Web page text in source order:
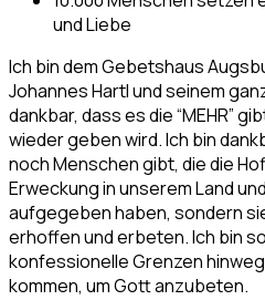
und Liebe
Ich bin dem Gebetshaus
Johannes Hartl und seinem
dankbar, dass es die “MEHR”
wieder geben wird. Ich bin
noch Menschen gibt, die die
Erweckung in unserem Land
aufgegeben haben, sondern
erhoffen und erbeten. Ich bin
konfessionelle Grenzen
kommen, um Gott anzubeten.